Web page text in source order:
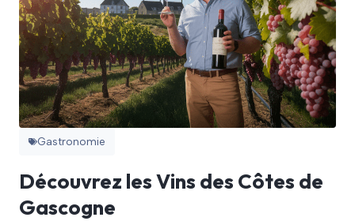
Gastronomie
Découvrez les Vins des Côtes de
Gascogne